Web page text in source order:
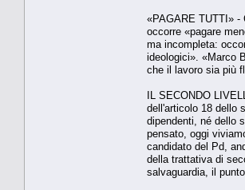
«PAGARE TUTTI» -
occorre «pagare
ma incompleta:
ideologici». «Marco
che il lavoro sia più
IL SECONDO
dell'articolo 18 dello
dipendenti, né dello
pensato, oggi
candidato del Pd,
della trattativa di
salvaguardia, il